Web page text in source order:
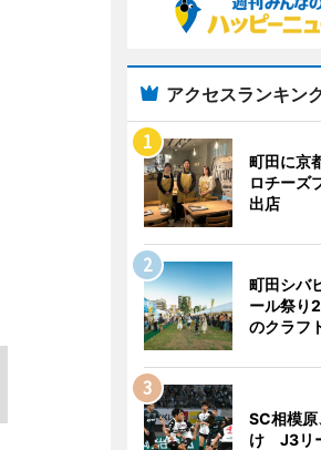
アクセスランキン
町田に京
ロチーズ
出店
町田シバ
ール祭
のクラフ
SC相模
け J3リ